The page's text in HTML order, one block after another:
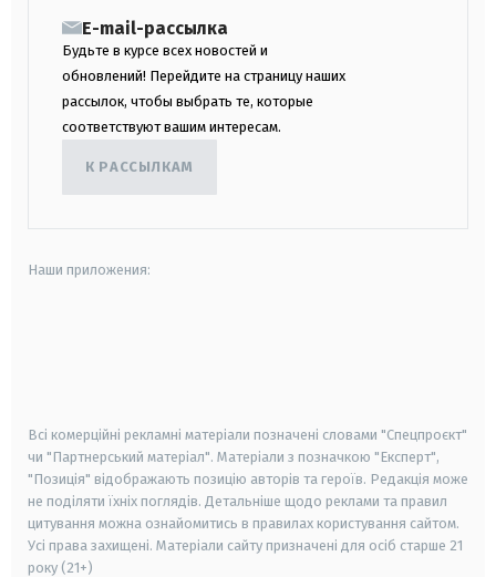
E-mail-рассылка
Будьте в курсе всех новостей и
обновлений! Перейдите на страницу наших
рассылок, чтобы выбрать те, которые
соответствуют вашим интересам.
К РАССЫЛКАМ
Наши приложения:
Всі комерційні рекламні матеріали позначені словами "Спецпроєкт"
чи "Партнерський матеріал". Матеріали з позначкою "Експерт",
"Позиція" відображають позицію авторів та героїв. Редакція може
не поділяти їхніх поглядів. Детальніше щодо реклами та правил
цитування можна ознайомитись в правилах користування сайтом.
Усі права захищені. Матеріали сайту призначені для осіб старше 21
року (21+)